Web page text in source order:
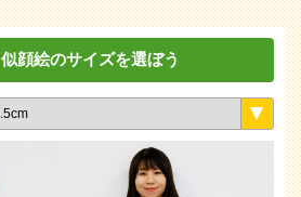
似顔絵のサイズを選ぼう